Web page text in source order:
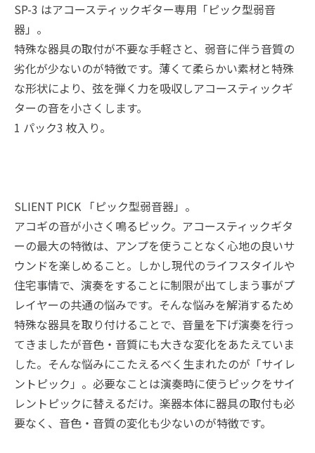
SP-3 はアコースティックギター専用「ピック型弱音
器」。
特殊な器具の取付が不要な手軽さと、弱音に伴う音質の
劣化が少ないのが特徴です。薄くて柔らかい素材と特殊
な形状により、弦を弾く力を吸収しアコースティックギ
ターの音を小さくします。
1 パック3 枚入り。
SLIENT PICK 「ピック型弱音器」。
アコギの音が小さく鳴るピック。アコースティックギタ
ーの最大の特徴は、アンプを使うことなく心地の良いサ
ウンドを楽しめること。しかし現代のライフスタイルや
住宅事情で、演奏をすることに制限が出てしまう事がプ
レイヤーの共通の悩みです。そんな悩みを解消するため
特殊な器具を取り付けることで、音量を下げ演奏を行っ
てきましたが音色・音質にも大きな変化をあたえていま
した。そんな悩みにこたえるべく生まれたのが「サイレ
ントピック」。必要なことは演奏時に使うピックをサイ
レントピックに替えるだけ。楽器本体に器具の取付も必
要なく、音色・音質の変化も少ないのが特徴です。